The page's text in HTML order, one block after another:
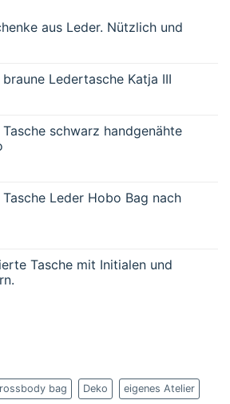
aus Leder. Nützlich und
Ledertasche Katja III
schwarz handgenähte
Leder Hobo Bag nach
Tasche mit Initialen und
bag Deko eigenes Atelier